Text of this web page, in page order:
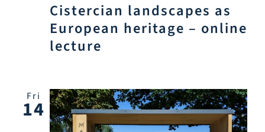
Cistercian landscapes as
European heritage – online
lecture
Fri
14